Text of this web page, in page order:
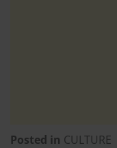
Posted in CULTURE